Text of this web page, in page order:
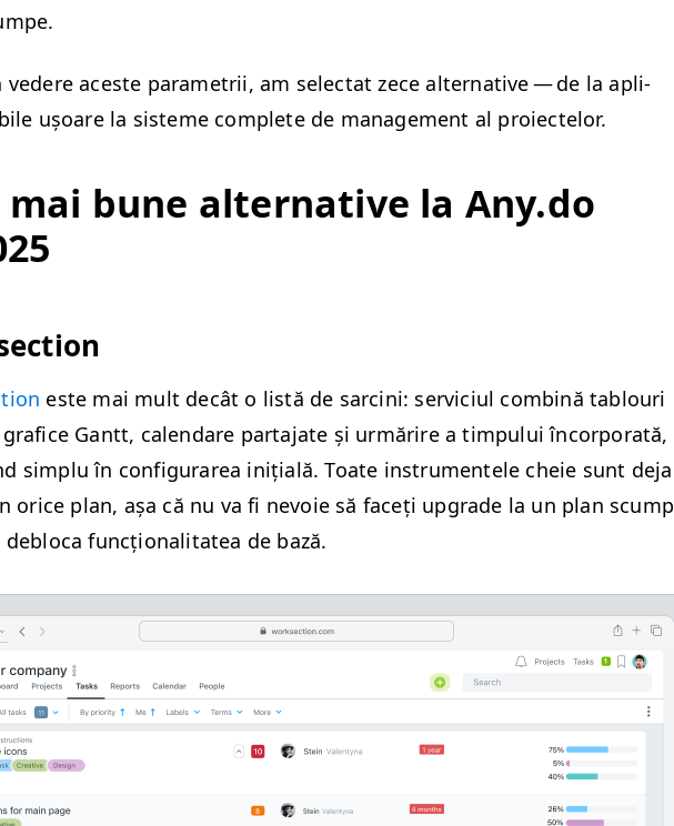
vedere aces­te para­metrii, am selec­tat zece alter­na­tive — de la apli­
ușoare la sis­teme com­plete de man­age­ment al proiectelor.
mai bune alter­na­tive la Any​.do
este mai mult decât o listă de sarci­ni: ser­vi­ci­ul com­bină tablouri
grafice Gantt, cal­en­dare par­ta­jate și urmărire a tim­pu­lui încor­po­rată,
sim­plu în con­fig­u­rarea inițială. Toate instru­mentele cheie sunt deja
orice plan, așa că nu va fi nevoie să faceți upgrade la un plan scump
funcțion­al­i­tatea de bază.